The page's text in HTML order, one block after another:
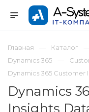
Главная Каталог
Dynamics 365
Dynamics 365 Customer
Dynamics
Insights